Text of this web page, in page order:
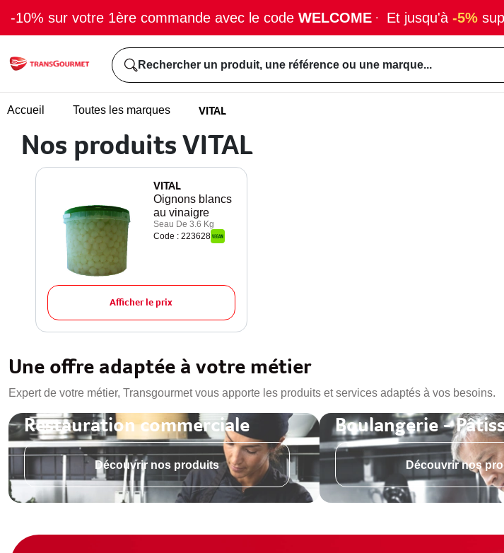
-10% sur votre 1ère commande avec le code WELCOME · Et jusqu'à -5%
Rechercher un produit, une référence ou une marque...
Accueil Toutes les marques VITAL
Nos produits VITAL
VITAL
Oignons blancs
au vinaigre
Seau De 3.6 Kg
Code : 223628
Afficher le prix
Une offre adaptée à votre métier
Expert de votre métier, Transgourmet vous apporte les produits et services adaptés à vos besoins.
Restauration commerciale
Découvrir nos produits
Boulangerie -
Découvrir nos